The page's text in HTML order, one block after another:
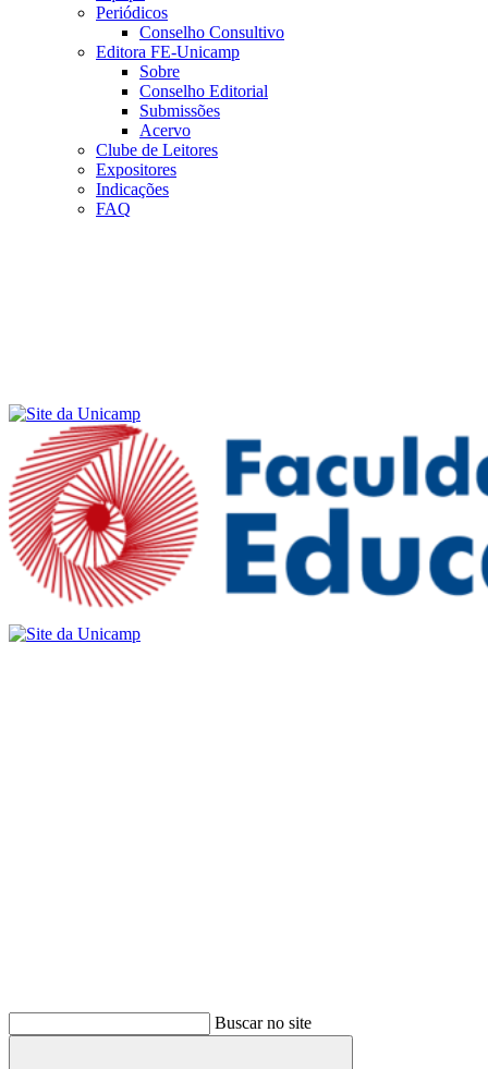
Periódicos
Conselho Consultivo
Editora FE-Unicamp
Sobre
Conselho Editorial
Submissões
Acervo
Clube de Leitores
Expositores
Indicações
FAQ
Buscar no site